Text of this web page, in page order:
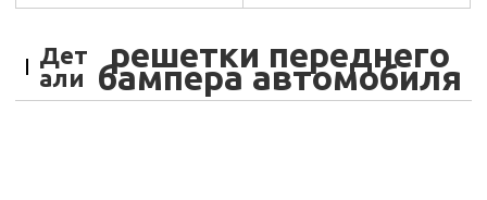
Дет
али
решетки переднего
бампера автомобиля